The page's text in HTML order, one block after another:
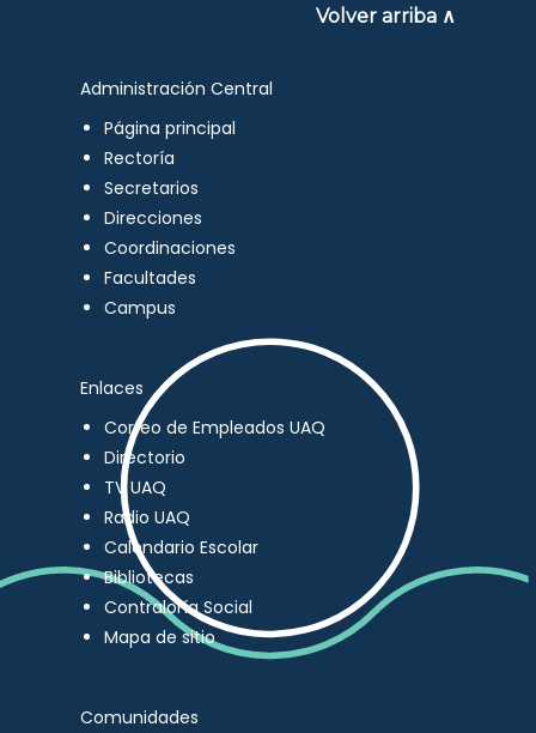
Volver arriba ∧
Administración Central
Página principal
Rectoría
Secretarios
Direcciones
Coordinaciones
Facultades
Campus
Enlaces
Correo de Empleados UAQ
Directorio
TV UAQ
Radio UAQ
Calendario Escolar
Bibliotecas
Contraloría Social
Mapa de sitio
Comunidades